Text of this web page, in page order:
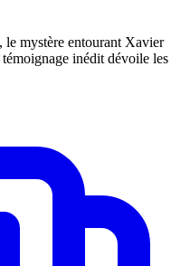
le mystère entourant Xavier
inédit dévoile les